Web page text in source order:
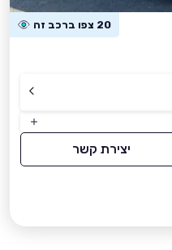
20 צפו ברכב זה
יצירת קשר